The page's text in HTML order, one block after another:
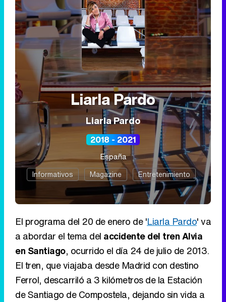
Liarla Pardo
Liarla Pardo
2018 - 2021
España
Informativos Magazine Entretenimiento
El programa del 20 de enero de 'Liarla Pardo' va
a abordar el tema del accidente del tren Alvia
en Santiago, ocurrido el día 24 de julio de 2013.
El tren, que viajaba desde Madrid con destino
Ferrol, descarriló a 3 kilómetros de la Estación
de Santiago de Compostela, dejando sin vida a